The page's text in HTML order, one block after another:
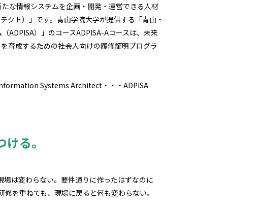
な情報システムを企画・開発・運営できる人材
クト）」です。青山学院大学が提供する「青山・
ADPISA）」のコースADPISA-Aコースは、未来
育成するための社会人向けの履修証明プログラ
Systems Architect・・・ADPISA
る。
は変わらない。要件通りに作ったはずなのに
修を重ねても、現場に戻ると何も変わらない。